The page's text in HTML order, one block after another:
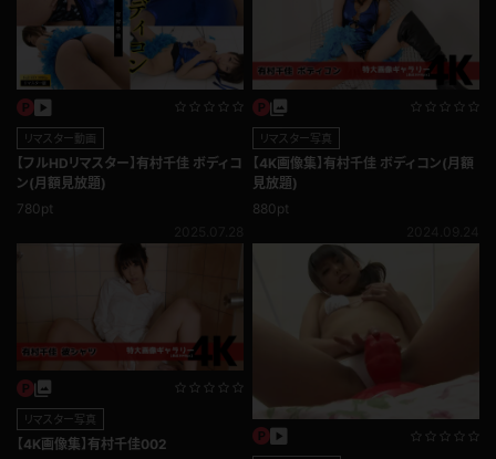
リマスター動画
【フルHDリマスター】有村千佳 ボディコ
ン(月額見放題)
780pt
リマスター写真
【4K画像集】有村千佳 ボディコン(月額
見放題)
880pt
リマスター写真
【4K画像集】有村千佳002